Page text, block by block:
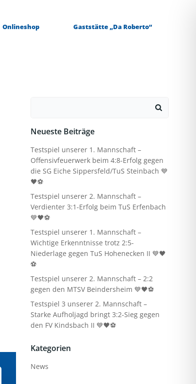
Onlineshop Gaststätte „Da Roberto“
Neueste Beiträge
Testspiel unserer 1. Mannschaft –
Offensivfeuerwerk beim 4:8-Erfolg gegen
die SG Eiche Sippersfeld/TuS Steinbach 💙
🖤⚽
Testspiel unserer 2. Mannschaft –
Verdienter 3:1-Erfolg beim TuS Erfenbach
💙🖤⚽
Testspiel unserer 1. Mannschaft –
Wichtige Erkenntnisse trotz 2:5-
Niederlage gegen TuS Hohenecken II 💙🖤
⚽
Testspiel unserer 2. Mannschaft – 2:2
gegen den MTSV Beindersheim 💙🖤⚽
Testspiel 3 unserer 2. Mannschaft –
Starke Aufholjagd bringt 3:2-Sieg gegen
den FV Kindsbach II 💙🖤⚽
Kategorien
News